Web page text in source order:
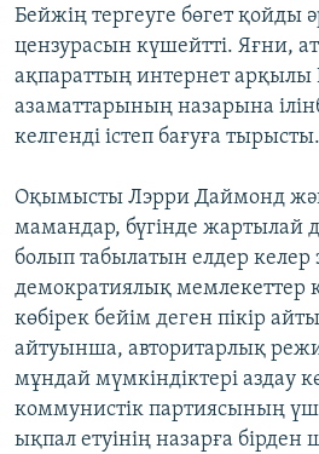
Бейжің тергеуге бөгет қойды
цензурасын күшейтті. Яғни,
ақпараттың интернет
азаматтарының назарына
келгенді істеп бағуға тырысты.
Оқымысты Лэрри Даймонд
мамандар, бүгінде жартылай
болып табылатын елдер келер
демократиялық мемлекеттер
көбірек бейім деген пікір
айтуынша, авторитарлық
мұндай мүмкіндіктері аздау
коммунистік партиясының
ықпал етуінің назарға бірден